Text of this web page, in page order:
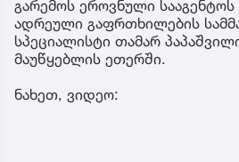
გარემოს ეროვნული
ადრეული გაფრთხილების
სპეციალისტი თამარ
მაუწყებლის ეთერში.
ნახეთ, ვიდეო: